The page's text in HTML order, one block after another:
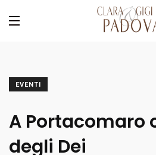
EVENTI
A Portacomaro
degli Dei